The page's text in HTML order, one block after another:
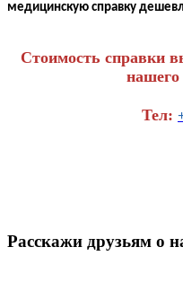
медицинскую справку
Стоимость справки
нашего
Тел:
Расскажи друзьям о